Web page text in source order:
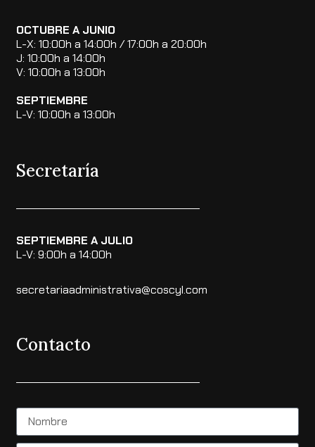
OCTUBRE A JUNIO
L-X: 10:00h a 14:00h / 17:00h a 20:00h
J: 10:00h a 14:00h
V: 10:00h a 13:00h
SEPTIEMBRE
L-V: 10:00h a 13:00h
Secretaría
SEPTIEMBRE A JULIO
L-V: 9:00h a 14:00h
secretariaadministrativa@coscyl.com
Contacto